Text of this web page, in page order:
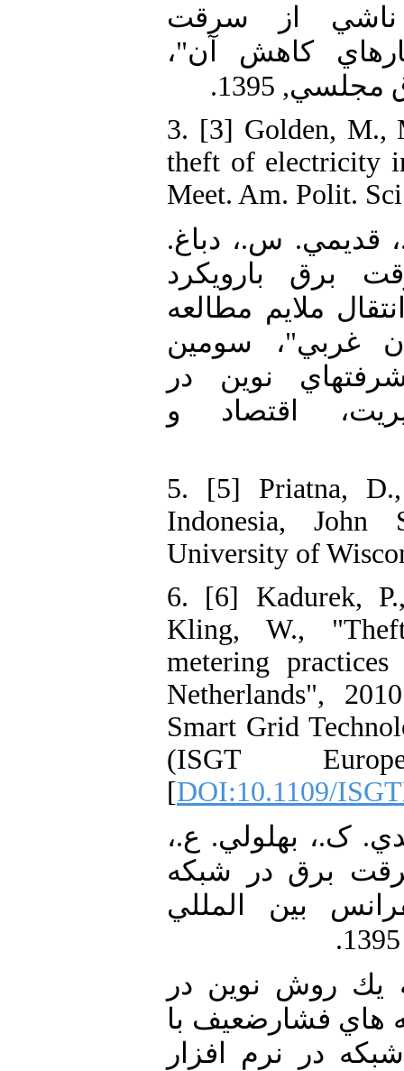
ناشي از سرقت
كاهش آن"،
1395.
3. [3] Golden, M.,
theft of electricity
Meet. Am. Polit.
قديمي. س.، دباغ.
برق بارويكرد
ملايم مطالعه
غربي"، سومين
نوين در
اقتصاد و
5. [5] Priatna,
Indonesia, John
University of
6. [6] Kadurek,
Kling, W.,
metering
Netherlands",
Smart Grid
(ISGT
[DOI:10.1109/
ک.، بهلولي. ع.،
برق در شبكه
بين المللي
يك روش نوين در
فشارضعيف با
در نرم افزار